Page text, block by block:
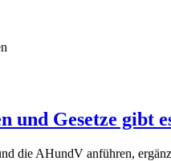
Gesetze gibt
die AHundV anführen,